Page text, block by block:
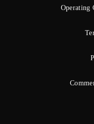
Operating